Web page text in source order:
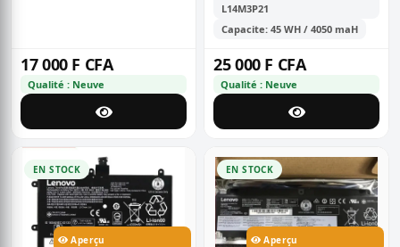
17 000 F CFA
Qualité : Neuve
L14M3P21
Capacite: 45 WH / 4050 maH
25 000 F CFA
Qualité : Neuve
EN STOCK
Aperçu
EN STOCK
Aperçu